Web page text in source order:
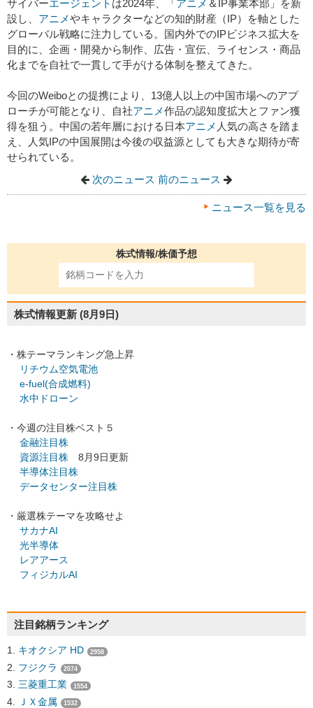
サイバーエージェント は2024年、「アニメ ＆IP事業本部」を新
設し、 アニメやキャラクターなどの知的財産（IP）を軸とした
グローバル戦略に注力している。国内外でのIPビジネス拡大を
目的に、企画・開発から制作、広告・宣伝、ライセンス・商品
化までを自社で一貫して手がける体制を整えてきた。
今回のWeiboとの提携により、13億人以上の中国市場へのアプ
ローチが可能となり、自社アニメ作品の認知度拡大とファン獲
得を狙う。中国の若年層における日本アニメ 人気の高さを踏ま
え、人気IPの中国展開は今後の収益源としても大きな期待が寄
せられている。
次のニュース 前のニュース
ニュース一覧を見る
株式情報/株価予想
株式情報更新 (8月9日)
・株テーマランキング急上昇
リチウム空気電池
e-fuel(合成燃料)
水中ドローン
・今週の注目株ベスト５
金融注目株
資源注目株 8月9日更新
半導体注目株
データセンター注目株
・厳選株テーマを攻略せよ
サカナAI
光半導体
レアアース
フィジカルAI
注目銘柄ランキング
キオクシア HD 2958
フジクラ 2074
三菱重工業 1554
ＪＸ金属 1532